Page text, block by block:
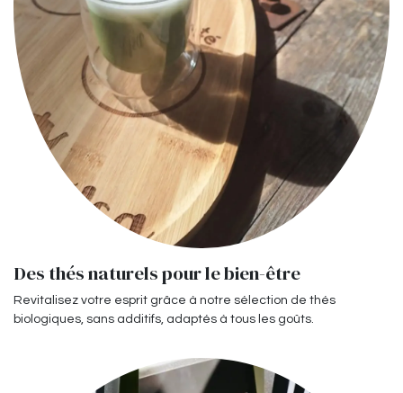
Des thés naturels pour le bien-être
Revitalisez votre esprit grâce à notre sélection de thés
biologiques, sans additifs, adaptés à tous les goûts.